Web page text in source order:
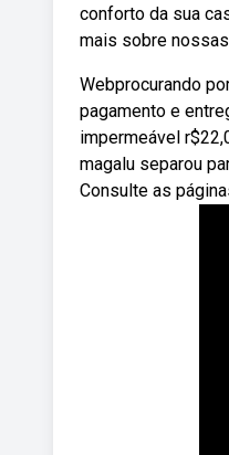
conforto da sua
mais sobre
Webprocurando
pagamento e
impermeável
magalu separou
Consulte as